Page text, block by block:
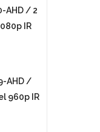
AHD / 2
IR
AHD /
960p IR